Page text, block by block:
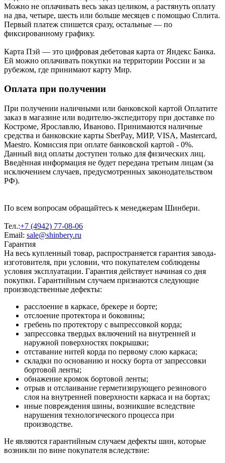
Можно не оплачивать весь заказ целиком, а растянуть оплату
на два, четыре, шесть или больше месяцев с помощью Сплита.
Первый платеж спишется сразу, остальные — по
фиксированному графику.
Карта Пэй — это цифровая дебетовая карта от Яндекс Банка.
Ей можно оплачивать покупки на территории России и за
рубежом, где принимают карту Мир.
Оплата при получении
При получении наличными или банковской картой Оплатите
заказ в магазине или водителю-экспедитору при доставке по
Костроме, Ярославлю, Иваново. Принимаются наличные
средства и банковские карты SberPay, МИР, VISA, Mastercard,
Maestro. Комиссия при оплате банковской картой - 0%.
Данный вид оплаты доступен только для физических лиц.
Введённая информация не будет передана третьим лицам (за
исключением случаев, предусмотренных законодательством
РФ).
По всем вопросам обращайтесь к менеджерам Шинбери.
Тел.:+7 (4942) 77-08-06
Email: sale@shinbery.ru
Гарантия
На весь купленный товар, распространяется гарантия завода-
изготовителя, при условии, что покупателем соблюдены
условия эксплуатации. Гарантия действует начиная со дня
покупки. Гарантийным случаем признаются следующие
производственные дефекты:
расслоение в каркасе, брекере и борте;
отслоение протектора и боковины;
гребень по протектору с выпрессовкой корда;
запрессовка твердых включений на внутренней и
наружной поверхностях покрышки;
отставание нитей корда по первому слою каркаса;
складки по основанию и носку борта от запрессовки
бортовой ленты;
обнажение кромок бортовой ленты;
отрыв и отслаивание герметизирующего резинового
слоя на внутренней поверхности каркаса и на бортах;
иные повреждения шины, возникшие вследствие
нарушения технологического процесса при
производстве.
Не являются гарантийным случаем дефекты шин, которые
возникли по вине покупателя вследствие: